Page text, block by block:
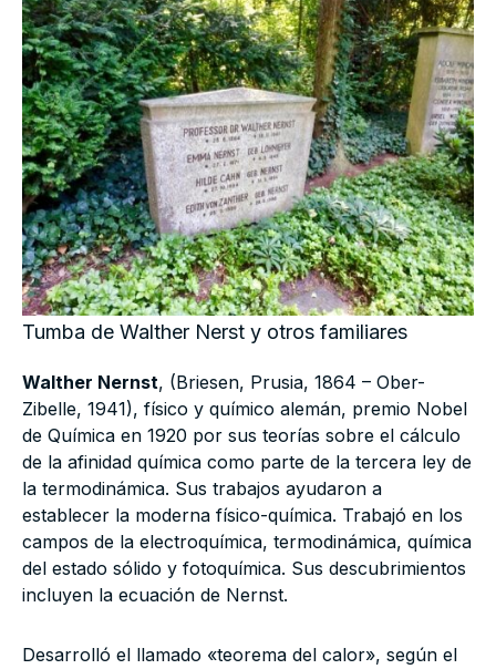
Tumba de Walther Nerst y otros familiares
Walther Nernst, (Briesen, Prusia, 1864 – Ober-
Zibelle, 1941), físico y químico alemán, premio Nobel
de Química en 1920 por sus teorías sobre el cálculo
de la afinidad química como parte de la tercera ley de
la termodinámica. Sus trabajos ayudaron a
establecer la moderna físico-química. Trabajó en los
campos de la electroquímica, termodinámica, química
del estado sólido y fotoquímica. Sus descubrimientos
incluyen la ecuación de Nernst.
Desarrolló el llamado «teorema del calor», según el